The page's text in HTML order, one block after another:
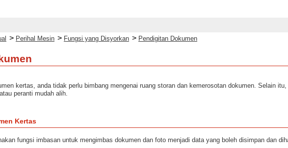
> Perihal Mesin > Fungsi yang Disyorkan > Pendigitan Dokumen
kertas, anda tidak perlu bimbang mengenai ruang storan dan kemerosotan dokumen. Selain
peranti mudah alih.
Kertas
fungsi imbasan untuk mengimbas dokumen dan foto menjadi data yang boleh disimpan dan